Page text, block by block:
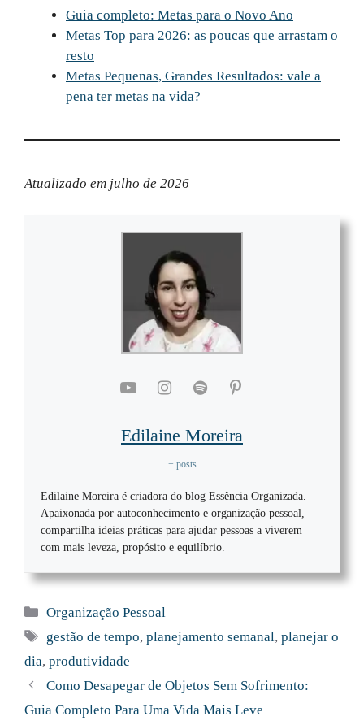
Guia completo: Metas para o Novo Ano
Metas Top para 2026: as poucas que arrastam o
resto
Metas Pequenas, Grandes Resultados: vale a
pena ter metas na vida?
Atualizado em julho de 2026
Edilaine Moreira
+ posts
Edilaine Moreira é criadora do blog Essência Organizada.
Apaixonada por autoconhecimento e organização pessoal,
compartilha ideias práticas para ajudar pessoas a viverem
com mais leveza, propósito e equilíbrio.
Categorias
Organização Pessoal
Tags
gestão de tempo,planejamento semanal,planejar o
dia, produtividade
Como Desapegar de Objetos Sem Sofrimento:
Guia Completo Para Uma Vida Mais Leve